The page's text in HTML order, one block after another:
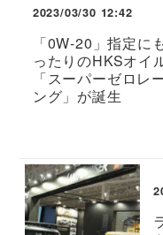
2023/03/30 12:42
「0W-20」指定に
ったりのHKSオイ
「スーパーゼロレ
ング」が誕生